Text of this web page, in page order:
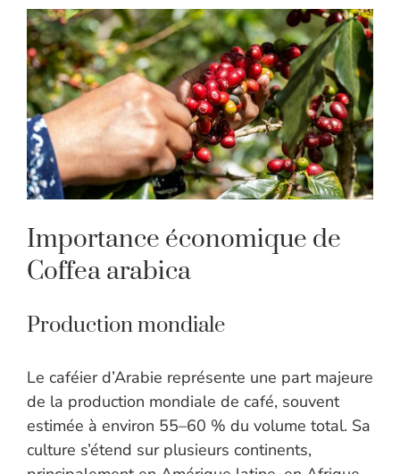
Importance économique de
Coffea arabica
Production mondiale
Le caféier d’Arabie représente une part majeure
de la production mondiale de café, souvent
estimée à environ 55–60 % du volume total. Sa
culture s’étend sur plusieurs continents,